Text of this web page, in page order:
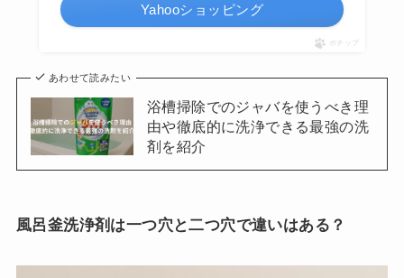
Yahooショッピング
ポチップ
あわせて読みたい
浴槽掃除でのジャバを使うべき理
由や徹底的に洗浄できる最強の洗
剤を紹介
風呂釜洗浄剤は一つ穴と二つ穴で違いはある？